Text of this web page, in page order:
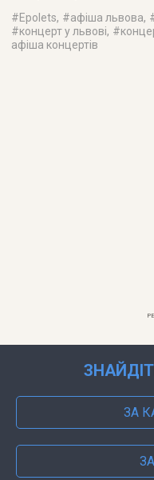
#Epolets, #афіша львова,
#концерт у львові, #
афіша концертів
ЗА